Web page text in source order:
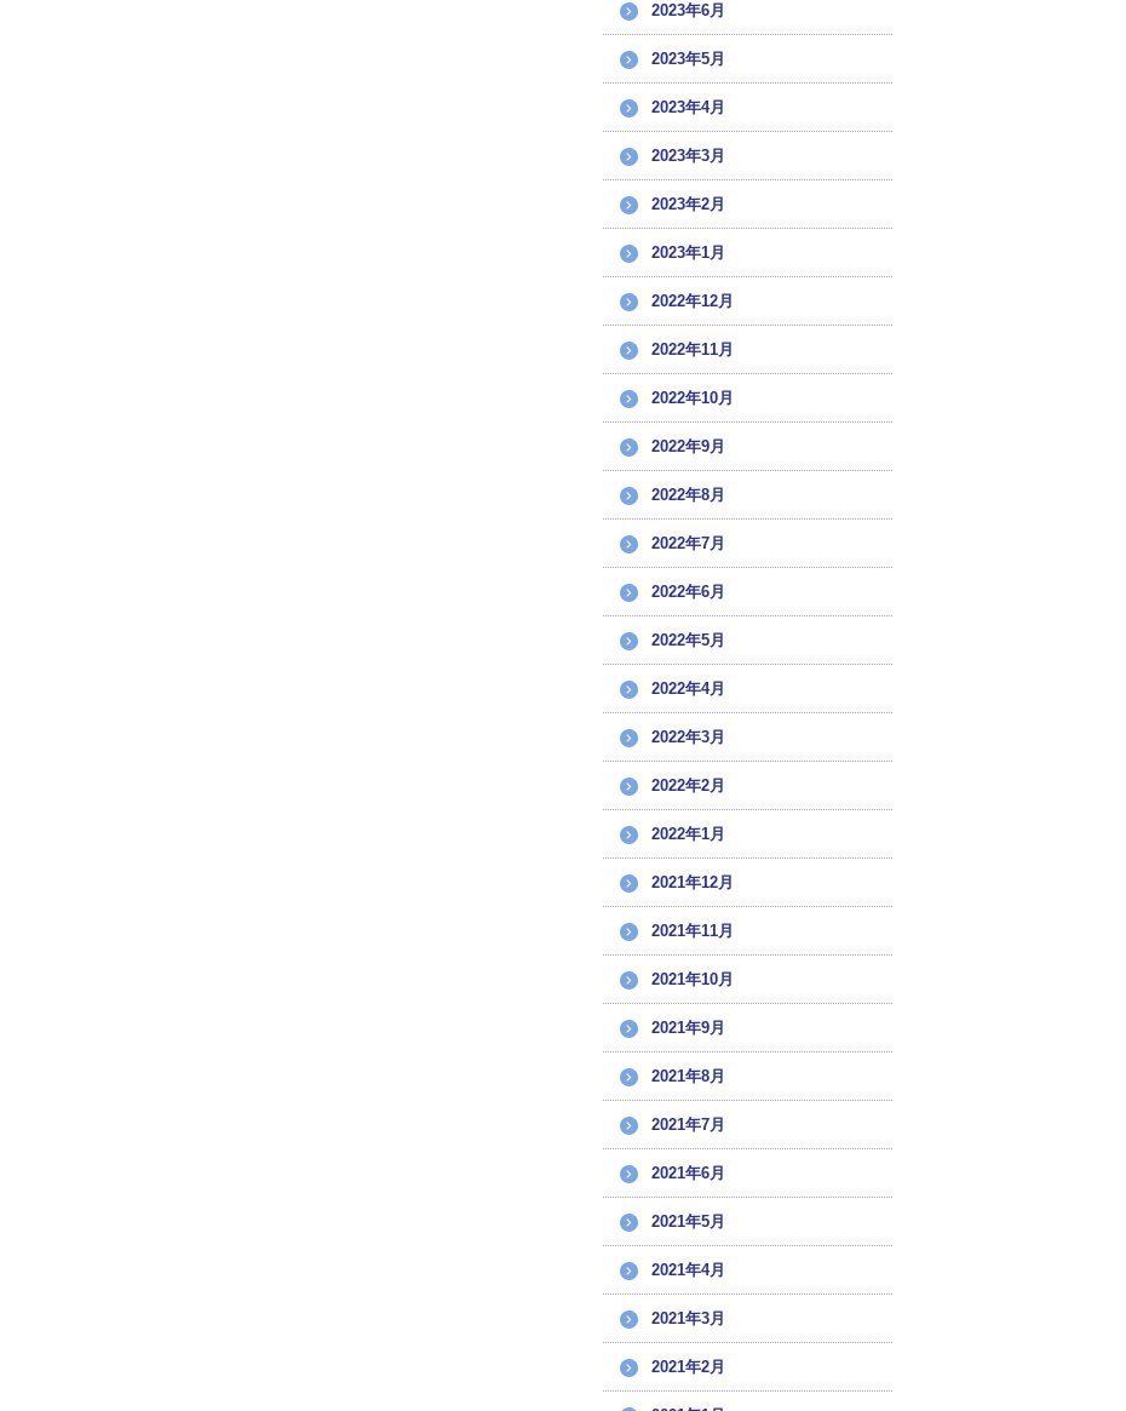
2023年6月
2023年5月
2023年4月
2023年3月
2023年2月
2023年1月
2022年12月
2022年11月
2022年10月
2022年9月
2022年8月
2022年7月
2022年6月
2022年5月
2022年4月
2022年3月
2022年2月
2022年1月
2021年12月
2021年11月
2021年10月
2021年9月
2021年8月
2021年7月
2021年6月
2021年5月
2021年4月
2021年3月
2021年2月